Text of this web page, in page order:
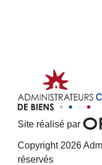
Site réalisé par
Copyright 2026
réservés